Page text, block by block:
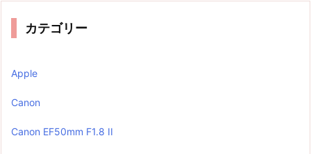
カテゴリー
Apple
Canon
Canon EF50mm F1.8 II